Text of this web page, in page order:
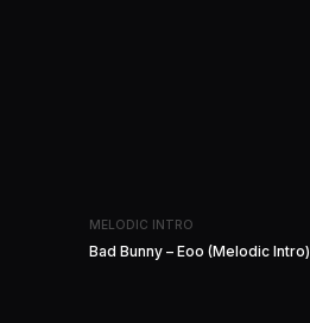
MELODIC INTRO
Bad Bunny – Eoo (Melodic Intro)